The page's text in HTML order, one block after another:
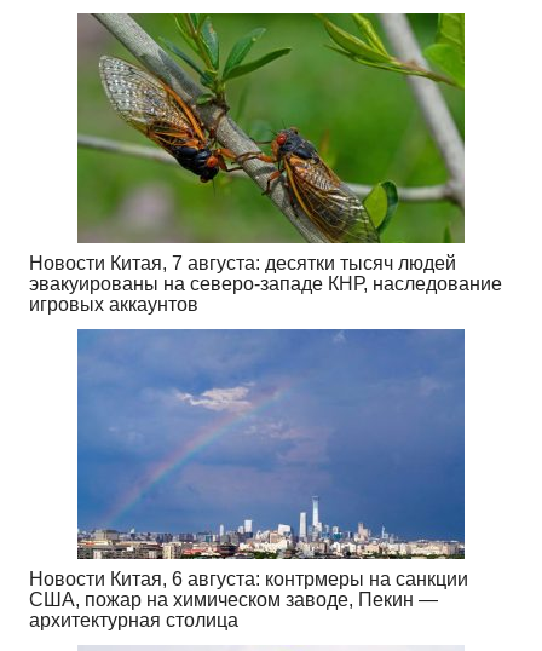
Новости Китая, 7 августа: десятки тысяч людей
эвакуированы на северо-западе КНР, наследование
игровых аккаунтов
Новости Китая, 6 августа: контрмеры на санкции
США, пожар на химическом заводе, Пекин —
архитектурная столица